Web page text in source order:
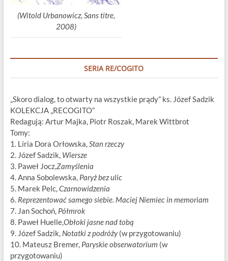
(Witold Urbanowicz, Sans titre,
2008)
SERIA RE/COGITO
„Skoro dialog, to otwarty na wszystkie prądy” ks. Józef Sadzik
KOLEKCJA „RECOGITO”
Redagują: Artur Majka, Piotr Roszak, Marek Wittbrot
Tomy:
1. Líria Dora Orłowska,Stan rzeczy
2. Józef Sadzik, Wiersze
3. Paweł Jocz,Zamyślenia
4. Anna Sobolewska, Paryż bez ulic
5. Marek Pelc,Czarnowidzenia
6. Reprezentować samego siebie. Maciej Niemiec in memoriam
7. Jan Sochoń, Półmrok
8. Paweł Huelle,Obłoki jasne nad tobą
9. Józef Sadzik, Notatki z podróży(w przygotowaniu)
10. Mateusz Bremer, Paryskie obserwatorium (w
przygotowaniu)